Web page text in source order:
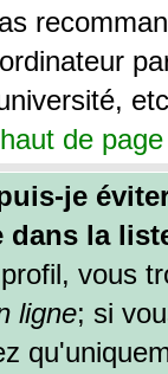
de page
je
dans la
vous
ligne; si